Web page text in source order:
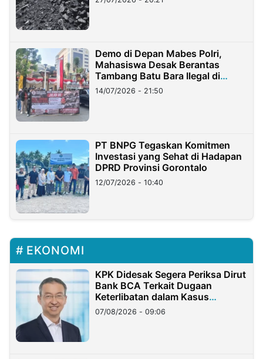
Demo di Depan Mabes Polri,
Mahasiswa Desak Berantas
Tambang Batu Bara Ilegal di
Lampung
14/07/2026 - 21:50
PT BNPG Tegaskan Komitmen
Investasi yang Sehat di Hadapan
DPRD Provinsi Gorontalo
12/07/2026 - 10:40
EKONOMI
KPK Didesak Segera Periksa Dirut
Bank BCA Terkait Dugaan
Keterlibatan dalam Kasus
Hilangnya Dana Nasabah Rp2,58
Miliar
07/08/2026 - 09:06